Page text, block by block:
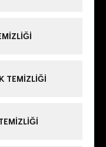
TEMIZLIĞI